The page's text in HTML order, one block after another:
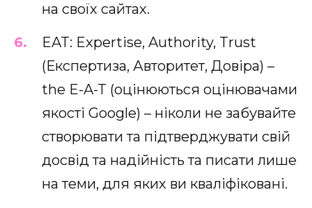
на своїх сайтах.
EAT: Expertise, Authority, Trust
(Експертиза, Авторитет, Довіра) –
the E-A-T (оцінюються оцінювачами
якості Google) – ніколи не забувайте
створювати та підтверджувати свій
досвід та надійність та писати лише
на теми, для яких ви кваліфіковані.